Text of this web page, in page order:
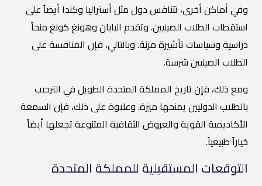
وفي أماكن أخرى، تتنافس دول مثل أستراليا وكندا أيضاً على
استقطاب الطلاب الصينيين. وتقدم اليابان وهونغ كونغ منحاً
دراسية وسياسات تأشيرة مرنة. وبالتالي، فإن المنافسة على
الطلاب الصينيين شرسة.
ومع ذلك، فإن تاريخ المملكة المتحدة الطويل في الترحيب
بالطلاب الدوليين يمنحها ميزة. وعلاوة على ذلك، فإن السمعة
الأكاديمية القوية والعروض الثقافية المتنوعة تجعلها أيضاً
خياراً طبيعياً.
التوقعات المستقبلية للمملكة المتحدة